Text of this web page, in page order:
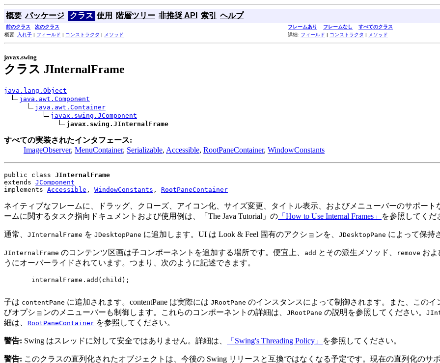
概要 パッケージ クラス 使用 階層ツリー 非推奨 API 索引 ヘルプ
前のクラス 次のクラス フレームあり フレームなし
すべてのクラス
概要: 入れ子 | フィールド | コンストラクタ | メソッド 詳細: フィールド | コンストラクタ | メソッド
javax.swing
クラス JInternalFrame
java.lang.Object
java.awt.Component
java.awt.Container
javax.swing.JComponent
javax.swing.JInternalFrame
すべての実装されたインタフェース:
ImageObserver, MenuContainer, Serializable, Accessible, RootPaneContainer, WindowConstants
public class JInternalFrame
extends JComponent
implements Accessible , WindowConstants , RootPaneContainer
ネイティブなフレームに、ドラッグ、クローズ、アイコン化、サイズ変更、タイトル表示、およびメニューバーのサポー
ームに関するタスク指向ドキュメントおよび使用例は、「The Java Tutorial」の 「How to Use Internal Frames」 を参照してくだ
通常、 JInternalFrame を JDesktopPane に追加します。UI は Look & Feel 固有のアクションを、 JDesktopPane によって保持
JInternalFrame のコンテンツ区画は子コンポーネントを追加する場所です。便宜上、 add とその派生メソッド、 remove およ
うにオーバーライドされています。つまり、次のように記述できます。
       internalFrame.add(child);
子は contentPane に追加されます。contentPane は実際には JRootPane のインスタンスによって制御されます。また、この
びオプションのメニューバーも制御します。これらのコンポーネントの詳細は、 JRootPane の説明を参照してください。
細は、 RootPaneContainer を参照してください。
警告: Swing はスレッドに対して安全ではありません。詳細は、 「Swing's Threading Policy」 を参照してください。
警告: このクラスの直列化されたオブジェクトは、今後の Swing リリースと互換ではなくなる予定です。現在の直列化のサ